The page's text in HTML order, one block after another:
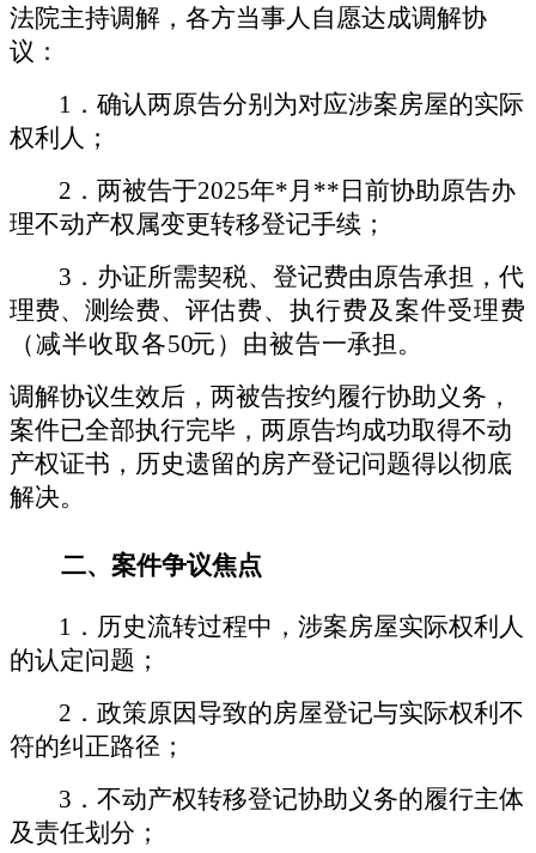
法院主持调解，各方当事人自愿达成调解协
议：
1 ． 确认两原告分别为对应涉案房屋的实际
权利人；
2 ． 两被告于2025年*月 ** 日前协助原告办
理不动产权属变更转移登记手续；
3 ． 办证所需契税、登记费由原告承担，代
理费、测绘费、评估费、执行费及案件受理费
（减半收取各50元）由被告一承担。
调解协议生效后，两被告按约履行协助义务，
案件已全部执行完毕，两原告均成功取得不动
产权证书，历史遗留的房产登记问题得以彻底
解决。
二、 案件争议焦点
1 ． 历史流转过程中，涉案房屋实际权利人
的认定问题；
2 ． 政策原因导致的房屋登记与实际权利不
符的纠正路径；
3 ． 不动产权转移登记协助义务的履行主体
及责任划分；